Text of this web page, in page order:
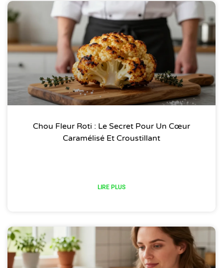
Chou Fleur Roti : Le Secret Pour Un Cœur
Caramélisé Et Croustillant
LIRE PLUS